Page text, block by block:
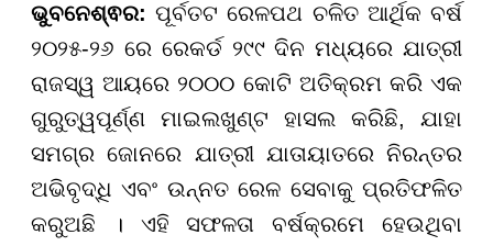
ଭୁବନେଶ୍ଵର:ପୂର୍ବତଟ ରେଳପଥ ଚଳିତ ଆର୍ଥିକ ବର୍ଷ
୨୦୨୫-୨୬ ରେ ରେକର୍ଡ ୨୯୯ ଦିନ ମଧ୍ୟରେ ଯାତ୍ରୀ
ରାଜସ୍ୱ ଆୟରେ ୨୦୦୦ କୋଟି ଅତିକ୍ରମ କରି ଏକ
ଗୁରୁତ୍ୱପୂର୍ଣ୍ଣ ମାଇଲଖୁଣ୍ଟ ହାସଲ କରିଛି, ଯାହା
ସମଗ୍ର ଜୋନରେ ଯାତ୍ରୀ ଯାତାୟାତରେ ନିରନ୍ତର
ଅଭିବୃଦ୍ଧି ଏବଂ ଉନ୍ନତ ରେଳ ସେବାକୁ ପ୍ରତିଫଳିତ
କରୁଅଛି । ଏହି ସଫଳତା ବର୍ଷକ୍ରମେ ହେଉଥିବା